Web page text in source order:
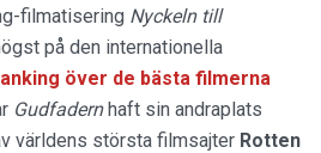
filmatisering Nyckeln till
på den internationella
över de bästa filmerna
Gudfadernhaft sin andraplats
världens största filmsajter Rotten